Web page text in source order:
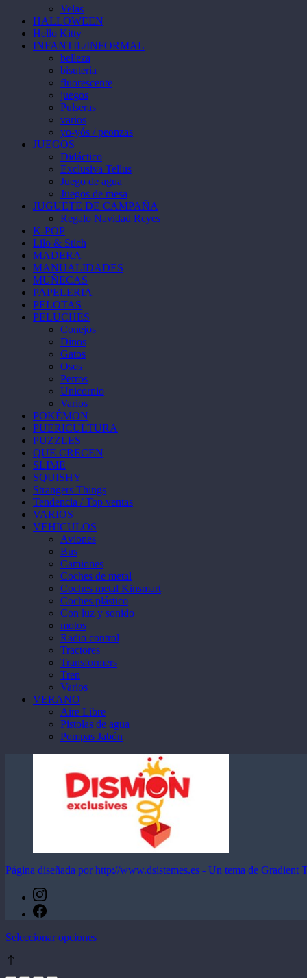
Velas
HALLOWEEN
Hello Kitty
INFANTIL/INFORMAL
belleza
bisuteria
fluorescente
juegos
Pulseras
varios
yo-yós / peonzas
JUEGOS
Didáctico
Exclusiva Tellus
Juego de agua
Juegos de mesa
JUGUETE DE CAMPAÑA
Regalo Navidad Reyes
K-POP
Lilo & Stich
MADERA
MANUALIDADES
MUÑECAS
PAPELERIA
PELOTAS
PELUCHES
Conejos
Dinos
Gatos
Osos
Perros
Unicornio
Varios
POKÉMON
PUERICULTURA
PUZZLES
QUE CRECEN
SLIME
SQUISHY
Strangers Things
Tendencia / Top ventas
VARIOS
VEHICULOS
Aviones
Bus
Camiones
Coches de metal
Coches metal Kinsmart
Coches plástico
Con luz y sonido
motos
Radio control
Tractores
Transformers
Tren
Varios
VERANO
Aire Libre
Pistolas de agua
Pompas Jabón
Página diseñada por http://www.dsistemes.es - Un tema de Gradient
Seleccionar opcionesEste